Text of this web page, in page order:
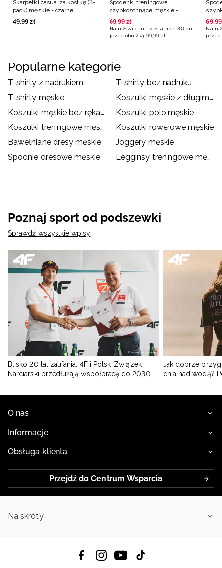
Skarpetki casual za kostkę (3-
pack) męskie - czarne
49,99 zł
Spodenki treningowe
szybkoschnące męskie -
szare
69,99 zł
Najniższa cena z ostatnich 30 dni
przed obniżką 99,99 zł
69,99
przed
Popularne kategorie
T-shirty z nadrukiem
T-shirty bez nadruku
T-shirty męskie
Koszulki męskie z długim rękawem
Koszulki męskie bez rękawów
Koszulki polo męskie
Koszulki treningowe męskie
Koszulki rowerowe męskie
Bawełniane dresy męskie
Joggery męskie
Spodnie dresowe męskie
Legginsy treningowe męskie
Poznaj sport od podszewki
Sprawdź wszystkie wpisy
Blisko 20 lat zaufania. 4F i Polski Związek
Narciarski przedłużają współpracę do 2030
Jak dobrze
dnia nad wodą?
O nas
Informacje
Obsługa klienta
Przejdź do Centrum Wsparcia
Na skróty